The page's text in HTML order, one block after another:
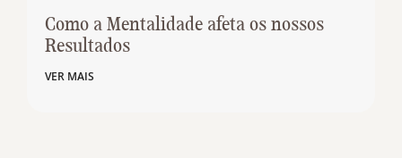
Como a Mentalidade afeta os nossos
Resultados
VER MAIS